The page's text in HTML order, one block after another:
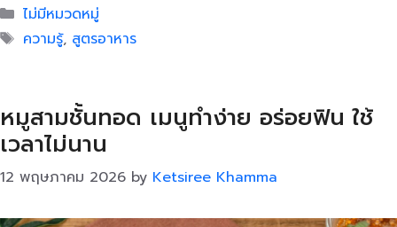
Categories
ไม่มีหมวดหมู่
Tags
ความรู้, สูตรอาหาร
หมูสามชั้นทอด เมนูทำง่าย อร่อยฟิน ใช้
เวลาไม่นาน
12 พฤษภาคม 2026 by Ketsiree Khamma